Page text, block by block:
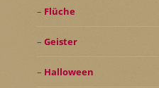
Flüche
Geister
Halloween